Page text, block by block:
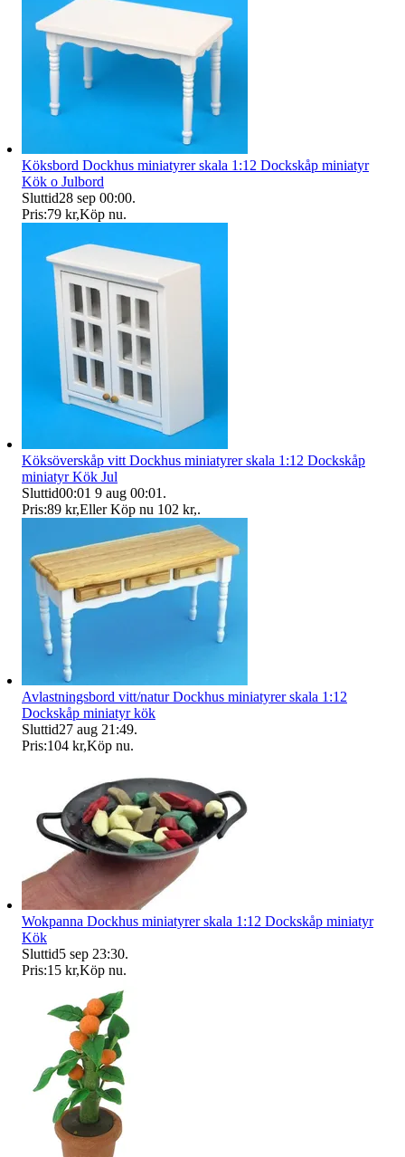
Köksbord Dockhus miniatyrer skala 1:12 Dockskåp miniatyr
Kök o Julbord
Sluttid28 sep 00:00.
Pris:79 kr,Köp nu.
Köksöverskåp vitt Dockhus miniatyrer skala 1:12 Dockskåp
miniatyr Kök Jul
Sluttid00:01 9 aug 00:01 .
Pris:89 kr,Eller Köp nu 102 kr,.
Avlastningsbord vitt/natur Dockhus miniatyrer skala 1:12
Dockskåp miniatyr kök
Sluttid27 aug 21:49.
Pris:104 kr,Köp nu.
Wokpanna Dockhus miniatyrer skala 1:12 Dockskåp miniatyr
Kök
Sluttid5 sep 23:30.
Pris:15 kr,Köp nu.